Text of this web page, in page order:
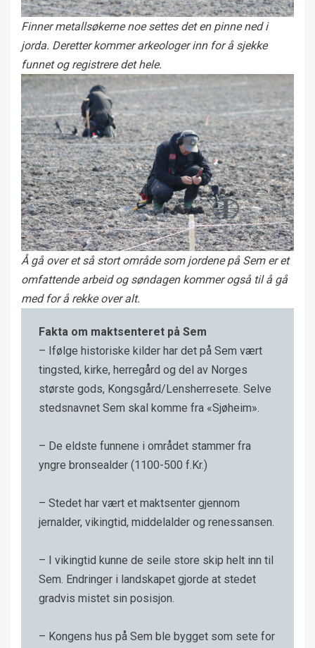
Finner metallsøkerne noe settes det en pinne ned i
jorda. Deretter kommer arkeologer inn for å sjekke
funnet og registrere det hele.
Å gå over et så stort område som jordene på Sem er et
omfattende arbeid og søndagen kommer også til å gå
med for å rekke over alt.
Fakta om maktsenteret på Sem
– Ifølge historiske kilder har det på Sem vært
tingsted, kirke, herregård og del av Norges
største gods, Kongsgård/Lensherresete. Selve
stedsnavnet Sem skal komme fra «Sjøheim».
– De eldste funnene i området stammer fra
yngre bronsealder (1100-500 f.Kr.)
– Stedet har vært et maktsenter gjennom
jernalder, vikingtid, middelalder og renessansen.
– I vikingtid kunne de seile store skip helt inn til
Sem. Endringer i landskapet gjorde at stedet
gradvis mistet sin posisjon.
– Kongens hus på Sem ble bygget som sete for